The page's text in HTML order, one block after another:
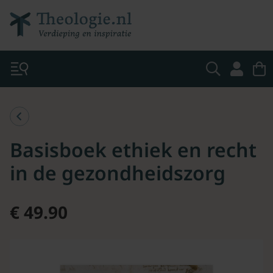
Basisboek ethiek en recht
in de gezondheidszorg
€ 49.90